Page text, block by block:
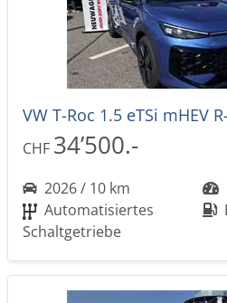
VW T-Roc 1.5 eTSi mHEV
CHF 34’500.-
2026 / 10 km
Automatisiertes
Schaltgetriebe